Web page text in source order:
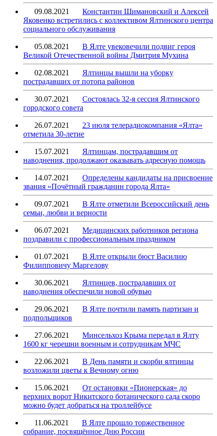
09.08.2021
Константин Шимановский и Алексей
Яковенко встретились с коллективом Ялтинского центра
социального обслуживания
05.08.2021
В Ялте увековечили подвиг героя
Великой Отечественной войны Дмитрия Мухина
02.08.2021
Ялтинцы вышли на уборку
пострадавших от потопа районов
30.07.2021
Состоялась 32-я сессия Ялтинского
городского совета
26.07.2021
23 июля телерадиокомпания «Ялта»
отметила 30-летие
15.07.2021
Ялтинцам, пострадавшим от
наводнения, продолжают оказывать адресную помощь
14.07.2021
Определены кандидаты на присвоение
звания «Почётный гражданин города Ялта»
09.07.2021
В Ялте отметили Всероссийский день
семьи, любви и верности
06.07.2021
Медицинских работников региона
поздравили с профессиональным праздником
01.07.2021
В Ялте открыли бюст Василию
Филипповичу Маргелову
30.06.2021
Ялтинцев, пострадавших от
наводнения обеспечили новой обувью
29.06.2021
В Ялте почтили память партизан и
подпольщиков
27.06.2021
Минсельхоз Крыма передал в Ялту
1600 кг черешни военным и сотрудникам МЧС
22.06.2021
В День памяти и скорби ялтинцы
возложили цветы к Вечному огню
15.06.2021
От остановки «Пионерская» до
верхних ворот Никитского ботанического сада скоро
можно будет добраться на троллейбусе
11.06.2021
В Ялте прошло торжественное
собрание, посвящённое Дню России